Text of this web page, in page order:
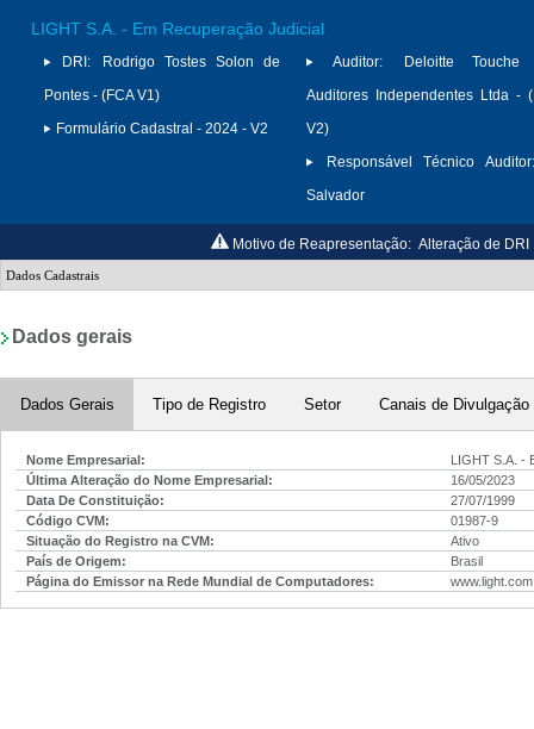
LIGHT S.A. - Em Recuperação Judicial
DRI:
Rodrigo Tostes Solon de
Pontes - (FCA V1)
Formulário Cadastral - 2024 - V2
Auditor:
Deloitte Touche
Auditores Independentes Ltda -
V2)
Responsável Técnico Auditor:
Salvador
Motivo de Reapresentação: Alteração de DRI